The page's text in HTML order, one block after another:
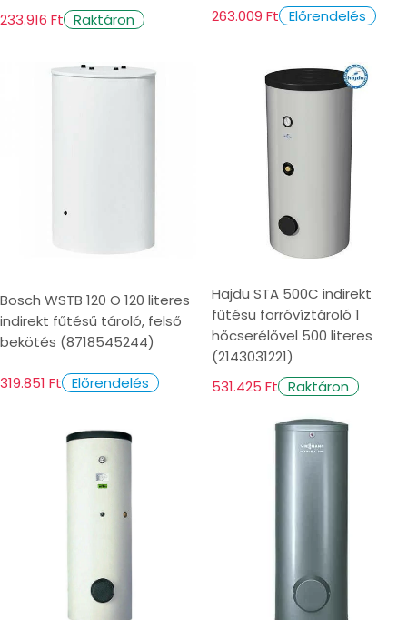
233.916 Ft Raktáron 263.009 Ft Előrendelés
Bosch WSTB 120 O 120 literes
indirekt fűtésű tároló, felső
bekötés (8718545244)
319.851 Ft Előrendelés
Hajdu STA 500C indirekt
fűtésü forróvíztároló 1
hőcserélővel 500 literes
(2143031221)
531.425 Ft Raktáron